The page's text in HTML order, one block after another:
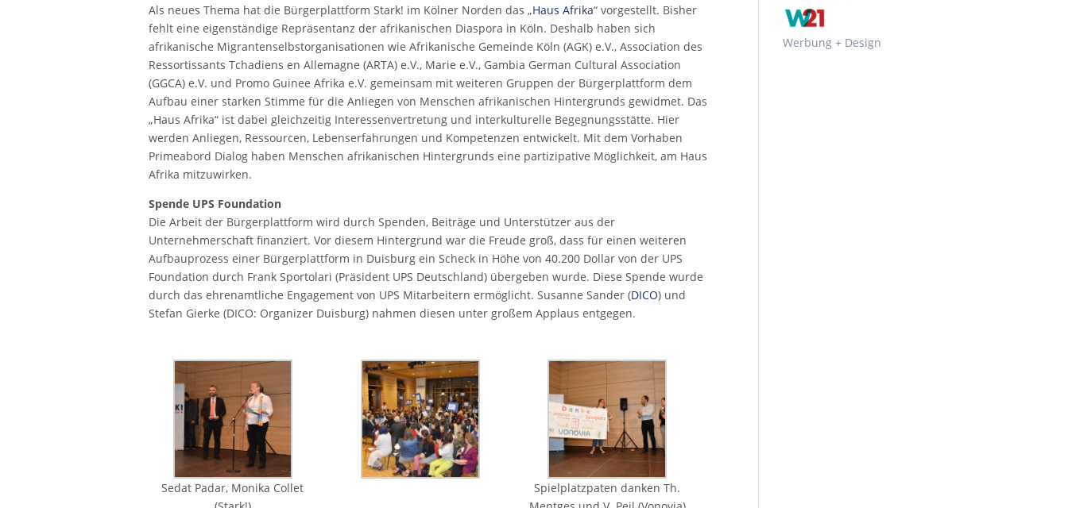
Als neues Thema hat die Bürgerplattform Stark! im Kölner Norden das „Haus Afrika“ vorgestellt. Bisher
fehlt eine eigenständige Repräsentanz der afrikanischen Diaspora in Köln. Deshalb haben sich
afrikanische Migrantenselbstorganisationen wie Afrikanische Gemeinde Köln (AGK) e.V., Association des
Ressortissants Tchadiens en Allemagne (ARTA) e.V., Marie e.V., Gambia German Cultural Association
(GGCA) e.V. und Promo Guinee Afrika e.V. gemeinsam mit weiteren Gruppen der Bürgerplattform dem
Aufbau einer starken Stimme für die Anliegen von Menschen afrikanischen Hintergrunds gewidmet. Das
„Haus Afrika“ ist dabei gleichzeitig Interessenvertretung und interkulturelle Begegnungsstätte. Hier
werden Anliegen, Ressourcen, Lebenserfahrungen und Kompetenzen entwickelt. Mit dem Vorhaben
Primeabord Dialog haben Menschen afrikanischen Hintergrunds eine partizipative Möglichkeit, am Haus
Afrika mitzuwirken.
Spende UPS Foundation
Die Arbeit der Bürgerplattform wird durch Spenden, Beiträge und Unterstützer aus der
Unternehmerschaft finanziert. Vor diesem Hintergrund war die Freude groß, dass für einen weiteren
Aufbauprozess einer Bürgerplattform in Duisburg ein Scheck in Höhe von 40.200 Dollar von der UPS
Foundation durch Frank Sportolari (Präsident UPS Deutschland) übergeben wurde. Diese Spende wurde
durch das ehrenamtliche Engagement von UPS Mitarbeitern ermöglicht. Susanne Sander (DICO) und
Stefan Gierke (DICO: Organizer Duisburg) nahmen diesen unter großem Applaus entgegen.
Sedat Padar, Monika Collet
Spielplatzpaten danken Th.
Werbung + Design